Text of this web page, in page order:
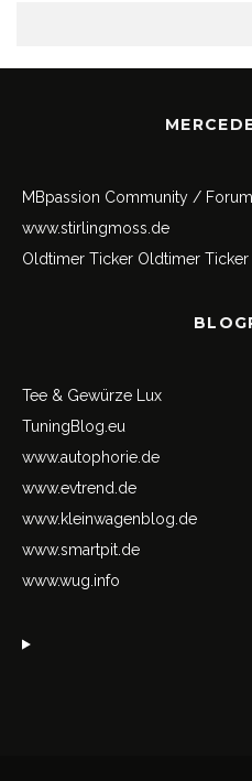
MBpassion Community / Forum
www.stirlingmoss.de
Oldtimer Ticker Oldtimer Ticker
Tee & Gewürze Lux
TuningBlog.eu
www.autophorie.de
www.evtrend.de
www.kleinwagenblog.de
www.smartpit.de
www.wug.info